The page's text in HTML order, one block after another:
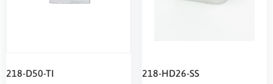
218-D50-TI 218-HD26-SS